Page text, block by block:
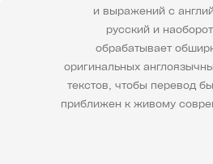
и выражений с
русский и
обрабатывает
оригинальных
текстов, чтобы перевод
приближен к живому